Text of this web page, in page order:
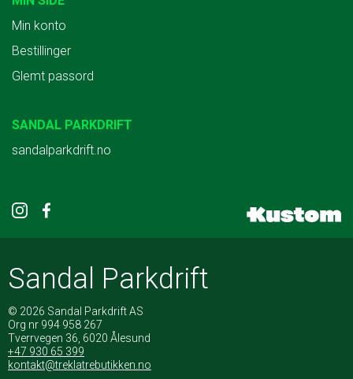
Min konto
Bestillinger
Glemt passord
SANDAL PARKDRIFT
sandalparkdrift.no
Sandal Parkdrift
© 2026 Sandal Parkdrift AS
Org nr 994 958 267
Tverrvegen 36, 6020 Ålesund
+47 930 65 399
kontakt@treklatrebutikken.no